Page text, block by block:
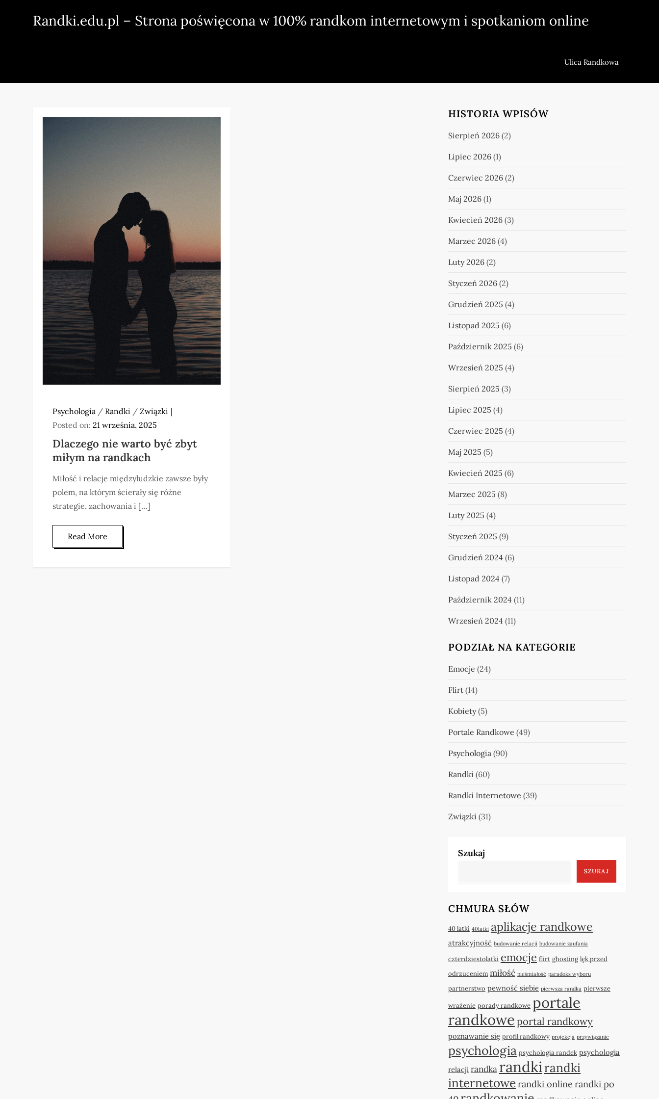
Randki.edu.pl – Strona poświęcona w 100% randkom internetowym i spotkaniom online
Ulica Randkowa
Psychologia / Randki /Związki
Posted on:21 września, 2025
Dlaczego nie warto być zbyt
miłym na randkach
Miłość i relacje międzyludzkie zawsze były
polem, na którym ścierały się różne
strategie, zachowania i […]
Read More
HISTORIA WPISÓW
Sierpień 2026(2)
Lipiec 2026(1)
Czerwiec 2026(2)
Maj 2026(1)
Kwiecień 2026(3)
Marzec 2026(4)
Luty 2026(2)
Styczeń 2026(2)
Grudzień 2025 (4)
Listopad 2025 (6)
Październik 2025 (6)
Wrzesień 2025 (4)
Sierpień 2025 (3)
Lipiec 2025 (4)
Czerwiec 2025 (4)
Maj 2025 (5)
Kwiecień 2025 (6)
Marzec 2025 (8)
Luty 2025 (4)
Styczeń 2025 (9)
Grudzień 2024(6)
Listopad 2024(7)
Październik 2024(11)
Wrzesień 2024(11)
PODZIAŁ NA KATEGORIE
Emocje (24)
Flirt(14)
Kobiety(5)
Portale Randkowe (49)
Psychologia(90)
Randki (60)
Randki Internetowe (39)
Związki (31)
Szukaj
SZUKAJ
CHMURA SŁÓW
40 latki 40latki aplikacje randkowe
atrakcyjność budowanie relacji budowanie zaufania
czterdziestolatki emocje flirt ghosting lęk przed
odrzuceniem miłość nieśmiałość paradoks wyboru
partnerstwo pewność siebie pierwsza randka pierwsze
wrażenie porady randkowe portale
randkoweportal randkowy
poznawanie się profil randkowy projekcja przywiązanie
psychologia psychologia randek psychologia
relacji randka randkirandki
internetowe randki online randki po